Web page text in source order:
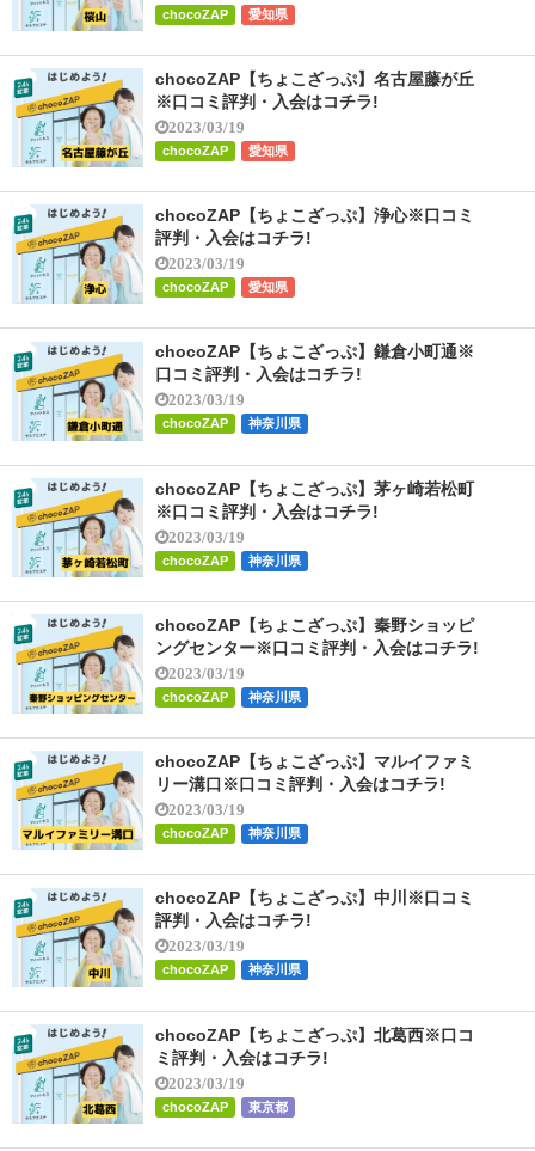
chocoZAP 愛知県
chocoZAP【ちょこざっぷ】名古屋藤が丘
※口コミ評判・入会はコチラ!
2023/03/19
chocoZAP 愛知県
chocoZAP【ちょこざっぷ】浄心※口コミ
評判・入会はコチラ!
2023/03/19
chocoZAP 愛知県
chocoZAP【ちょこざっぷ】鎌倉小町通※
口コミ評判・入会はコチラ!
2023/03/19
chocoZAP 神奈川県
chocoZAP【ちょこざっぷ】茅ヶ崎若松町
※口コミ評判・入会はコチラ!
2023/03/19
chocoZAP 神奈川県
chocoZAP【ちょこざっぷ】秦野ショッピ
ングセンター※口コミ評判・入会はコチラ!
2023/03/19
chocoZAP 神奈川県
chocoZAP【ちょこざっぷ】マルイファミ
リー溝口※口コミ評判・入会はコチラ!
2023/03/19
chocoZAP 神奈川県
chocoZAP【ちょこざっぷ】中川※口コミ
評判・入会はコチラ!
2023/03/19
chocoZAP 神奈川県
chocoZAP【ちょこざっぷ】北葛西※口コ
ミ評判・入会はコチラ!
2023/03/19
chocoZAP 東京都